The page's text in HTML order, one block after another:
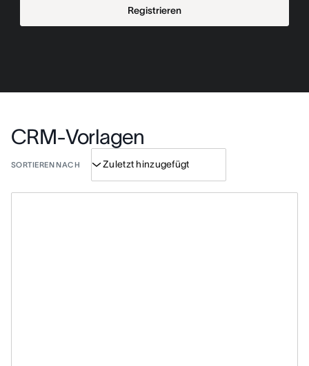
Registrieren
CRM-Vorlagen
SORTIEREN NACH